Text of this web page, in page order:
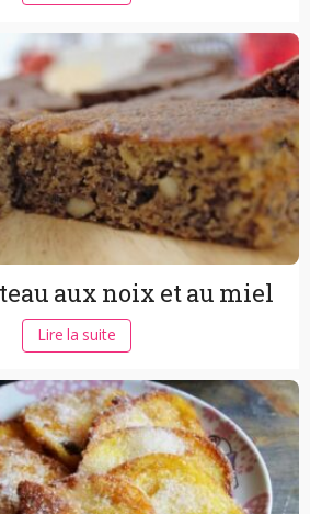
aux noix et au miel
Lire la suite